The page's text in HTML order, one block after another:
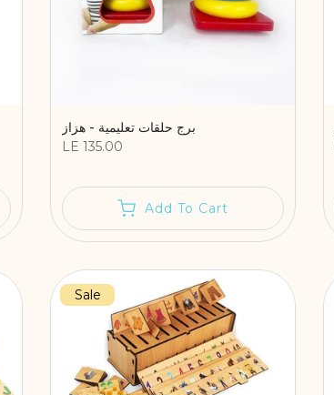
برج حلقات تعليمية - هزاز
LE 135.00
Add To Cart
Sale